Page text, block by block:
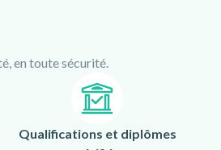
en toute sécurité.
Qualifications et diplômes